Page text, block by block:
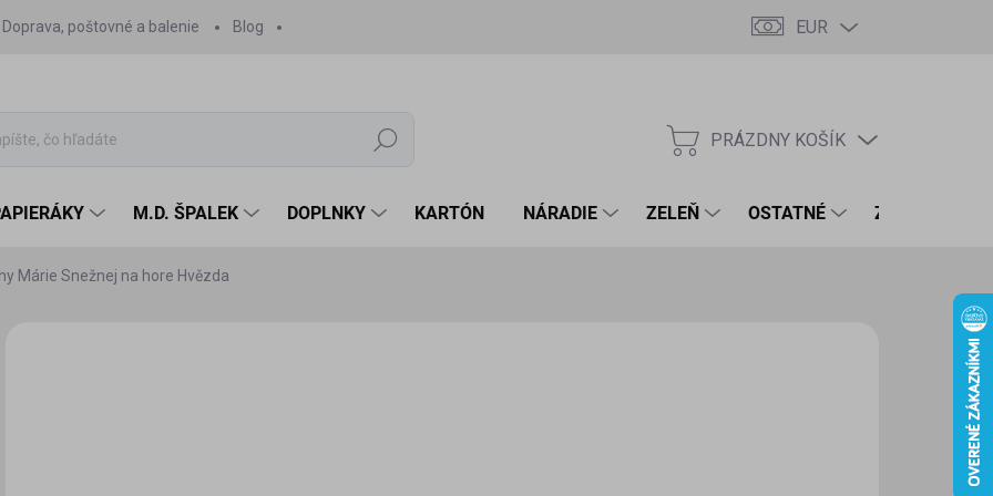
Doprava, poštovné a balenie Blog EUR
Hľadať
NÁKUPNÝ
PRÁZDNY KOŠÍK
M.D. ŠPALEK DOPLNKY KARTÓN NÁRADIE ZELEŇ OSTATNÉ ZNAČKY
Márie Snežnej na hore Hvězda